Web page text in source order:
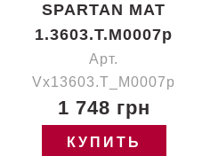
SPARTAN MAT
1.3603.T.M0007p
Арт.
Vx13603.T_M0007p
1 748 грн
КУПИТЬ